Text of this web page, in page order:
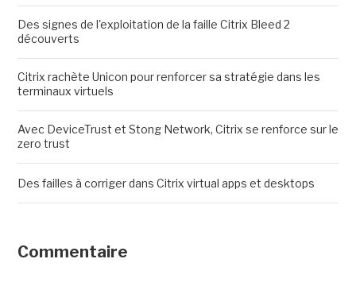
Des signes de l'exploitation de la faille Citrix Bleed 2
découverts
Citrix rachète Unicon pour renforcer sa stratégie dans les
terminaux virtuels
Avec DeviceTrust et Stong Network, Citrix se renforce sur le
zero trust
Des failles à corriger dans Citrix virtual apps et desktops
Commentaire